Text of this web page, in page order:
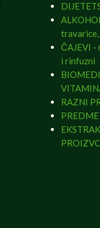
ČAJEVI -
i rinfuzni
RAZNI